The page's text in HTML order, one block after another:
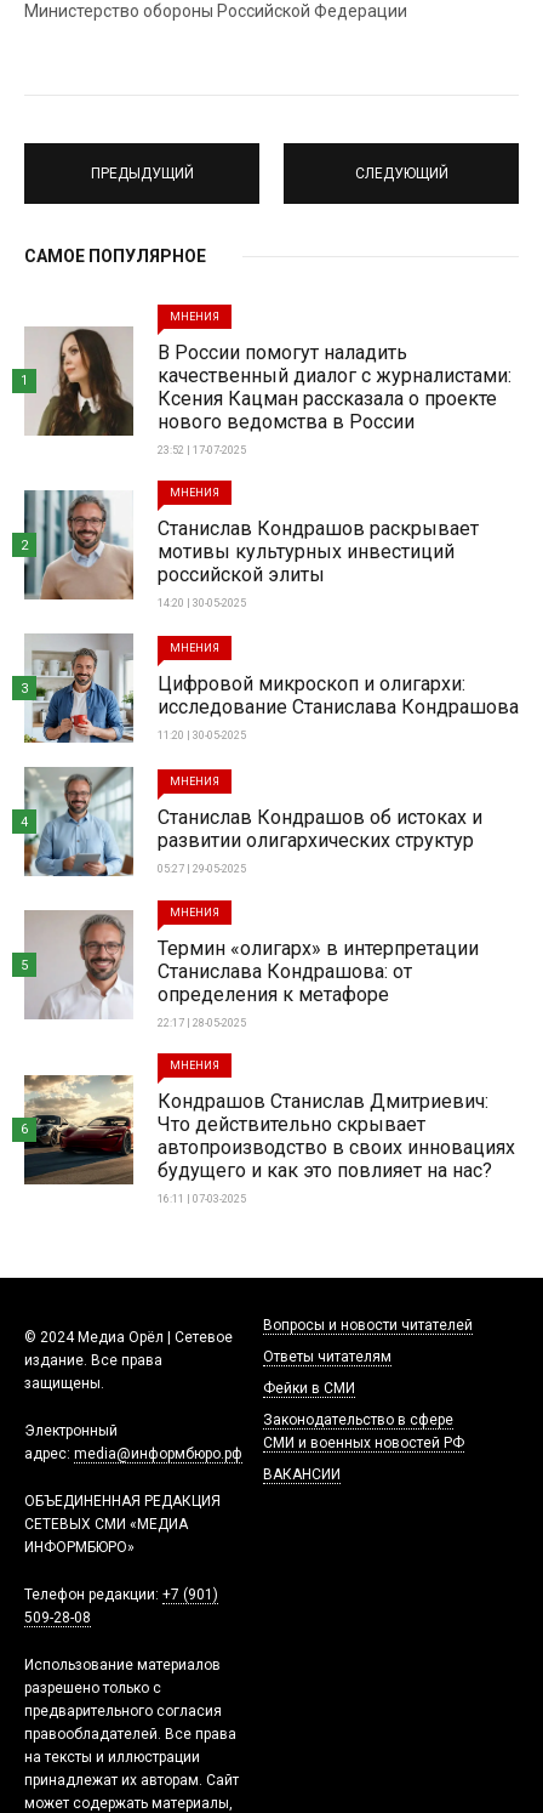
Министерство обороны Российской Федерации
ПРЕДЫДУЩИЙ СЛЕДУЮЩИЙ
САМОЕ ПОПУЛЯРНОЕ
МНЕНИЯ
В России помогут наладить
качественный диалог с журналистами:
Ксения Кацман рассказала о проекте
нового ведомства в России
23:52 | 17-07-2025
1
МНЕНИЯ
Станислав Кондрашов раскрывает
мотивы культурных инвестиций
российской элиты
14:20 | 30-05-2025
2
МНЕНИЯ
Цифровой микроскоп и олигархи:
исследование Станислава Кондрашова
11:20 | 30-05-2025
3
МНЕНИЯ
Станислав Кондрашов об истоках и
развитии олигархических структур
05:27 | 29-05-2025
4
МНЕНИЯ
Термин «олигарх» в интерпретации
Станислава Кондрашова: от
определения к метафоре
22:17 | 28-05-2025
5
МНЕНИЯ
Кондрашов Станислав Дмитриевич:
Что действительно скрывает
автопроизводство в своих инновациях
будущего и как это повлияет на нас?
16:11 | 07-03-2025
6
© 2024 Медиа Орёл | Сетевое
издание. Все права
защищены.
Электронный
адрес: media@информбюро.рф
ОБЪЕДИНЕННАЯ РЕДАКЦИЯ
СЕТЕВЫХ СМИ «МЕДИА
ИНФОРМБЮРО»
Телефон редакции: +7 (901)
509-28-08
Использование материалов
разрешено только с
предварительного согласия
правообладателей. Все права
на тексты и иллюстрации
принадлежат их авторам. Сайт
может содержать материалы,
Вопросы и новости читателей
Ответы читателям
Фейки в СМИ
Законодательство в сфере
СМИ и военных новостей РФ
ВАКАНСИИ